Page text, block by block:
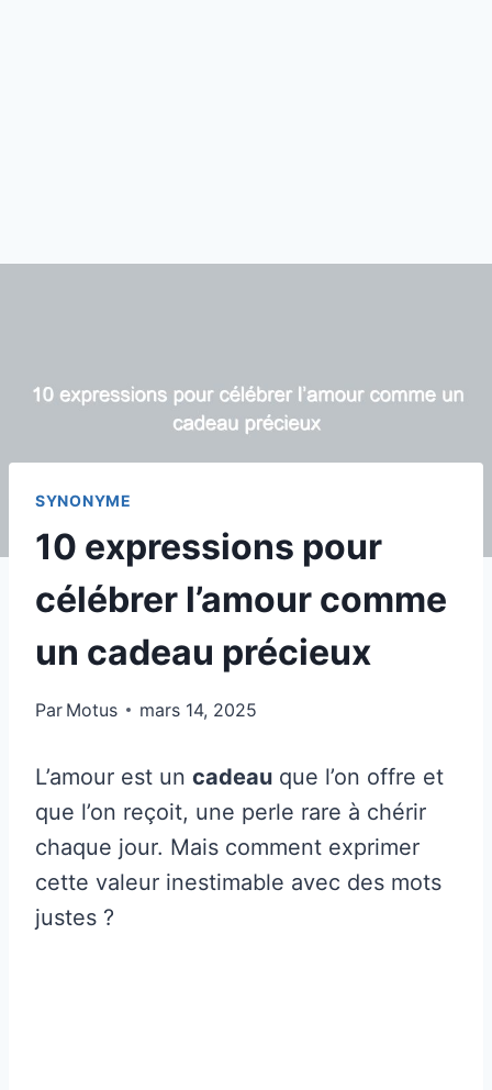
SYNONYME
10 expressions pour
célébrer l’amour comme
un cadeau précieux
Par Motus mars 14, 2025
L’amour est un cadeau que l’on offre et
que l’on reçoit, une perle rare à chérir
chaque jour. Mais comment exprimer
cette valeur inestimable avec des mots
justes ?